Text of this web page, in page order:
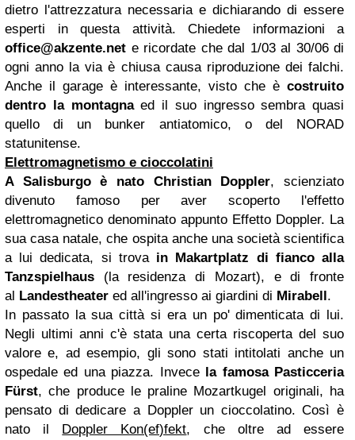
dietro l'attrezzatura necessaria e dichiarando di essere
esperti in questa attività. Chiedete informazioni a
office@akzente.net e ricordate che dal 1/03 al 30/06 di
ogni anno la via è chiusa causa riproduzione dei falchi.
Anche il garage è interessante, visto che è costruito
dentro la montagnaed il suo ingresso sembra quasi
quello di un bunker antiatomico, o del NORAD
statunitense.
Elettromagnetismo e cioccolatini
A Salisburgo è nato Christian Doppler, scienziato
divenuto famoso per aver scoperto l'effetto
elettromagnetico denominato appunto Effetto Doppler. La
sua casa natale, che ospita anche una società scientifica
a lui dedicata, si trova in Makartplatz di fianco alla
Tanzspielhaus (la residenza di Mozart), e di fronte
al Landestheater ed all'ingresso ai giardini di Mirabell .
In passato la sua città si era un po' dimenticata di lui.
Negli ultimi anni c'è stata una certa riscoperta del suo
valore e, ad esempio, gli sono stati intitolati anche un
ospedale ed una piazza. Invece
la famosa Pasticceria
Fürst, che produce le praline Mozartkugel originali, ha
pensato di dedicare a Doppler un cioccolatino. Così è
nato il
Doppler Kon(ef)fekt, che oltre ad essere